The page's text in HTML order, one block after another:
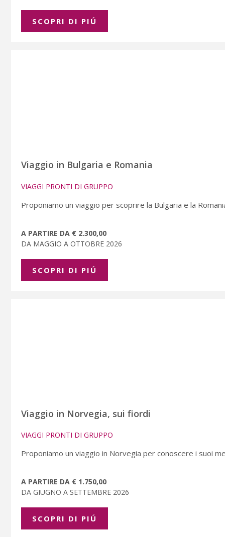
SCOPRI DI PIÚ
Viaggio in Bulgaria e Romania
VIAGGI PRONTI DI GRUPPO
Proponiamo un viaggio per scoprire la Bulgaria e la
A PARTIRE DA € 2.300,00
DA MAGGIO A OTTOBRE 2026
SCOPRI DI PIÚ
Viaggio in Norvegia, sui fiordi
VIAGGI PRONTI DI GRUPPO
Proponiamo un viaggio in Norvegia per conoscere i suoi
A PARTIRE DA € 1.750,00
DA GIUGNO A SETTEMBRE 2026
SCOPRI DI PIÚ